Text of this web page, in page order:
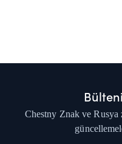
Chestny Znak ve Rusya